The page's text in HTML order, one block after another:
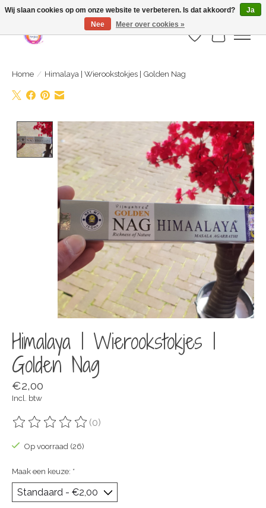
Webshop is geopend maar nog onder constructie | let op: Verzenden vanaf 29
juli
Verlanglijst
Home / Himalaya | Wierookstokjes | Golden Nag
Product image slideshow Items
Himalaya | Wierookstokjes |
Golden Nag
€2,00
Incl. btw
De beoordeling van dit product is
(0)
Op voorraad (26)
Maak een keuze: *
Wij slaan cookies op om onze website te verbeteren. Is dat akkoord?
Ja
Nee
Meer over cookies »